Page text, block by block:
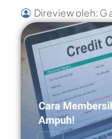
Direview oleh: